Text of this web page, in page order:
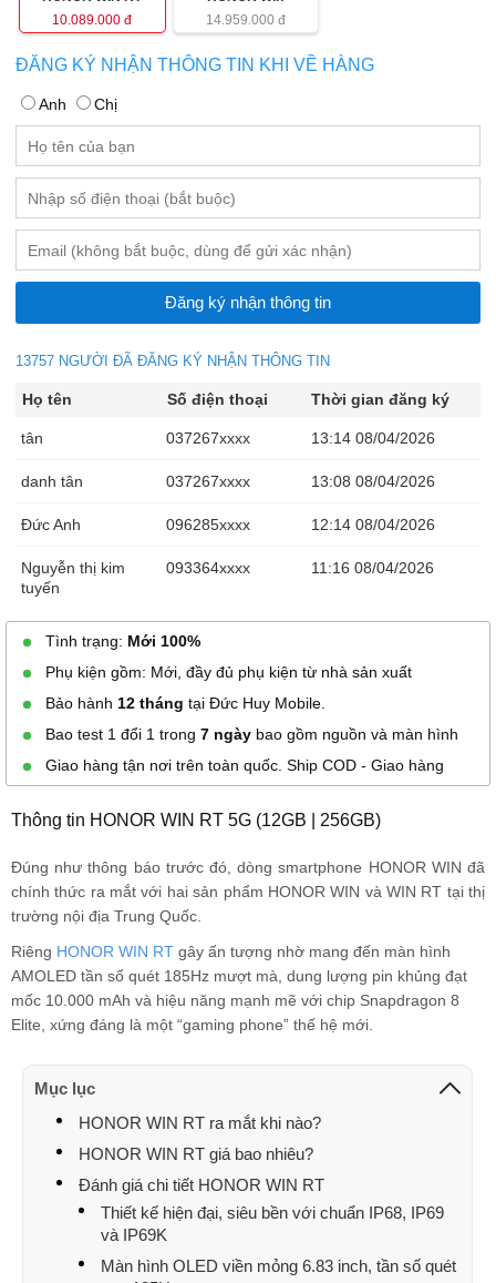
10.089.000 đ
14.959.000đ
ĐĂNG KÝ NHẬN THÔNG TIN KHI VỀ HÀNG
Anh Chị
13757 NGƯỜI ĐÃ ĐĂNG KÝ NHẬN THÔNG TIN
Họ tên Số điện thoại Thời gian đăng ký
tân 037267xxxx 13:14 08/04/2026
danh tân 037267xxxx 13:08 08/04/2026
Đức Anh 096285xxxx 12:14 08/04/2026
Nguyễn thị kim
tuyến
093364xxxx 11:16 08/04/2026
Ngọc Tuyền 039261xxxx 10:53 08/04/2026
039261xxxx
Ngọc Tuyền 039261xxxx 10:53 08/04/2026
KHOA DANG 087759xxxx 09:47 08/04/2026
KHOA DANG 087759xxxx 09:46 08/04/2026
KHOA DANG 087759xxxx 09:46 08/04/2026
033637xxxx 09:05 08/04/2026
Nguyễn Văn Tiến 096183xxxx 08:44 08/04/2026
Nguyễn Văn Tiến 096183xxxx
Tình trạng: Mới 100%
Phụ kiện gồm: Mới, đầy đủ phụ kiện từ nhà sản xuất
Bảo hành 12 tháng tại Đức Huy Mobile.
Bao test 1 đổi 1 trong 7 ngày bao gồm nguồn và màn hình
Giao hàng tận nơi trên toàn quốc. Ship COD - Giao hàng
Thông tin HONOR WIN RT 5G (12GB | 256GB)
Đúng như thông báo trước đó, dòng smartphone HONOR WIN đã
chính thức ra mắt với hai sản phẩm HONOR WIN và WIN RT tại thị
trường nội địa Trung Quốc.
Riêng HONOR WIN RT gây ấn tượng nhờ mang đến màn hình
AMOLED tần số quét 185Hz mượt mà, dung lượng pin khủng đạt
mốc 10.000 mAh và hiệu năng mạnh mẽ với chip Snapdragon 8
Elite, xứng đáng là một “gaming phone” thế hệ mới.
Mục lục
HONOR WIN RT ra mắt khi nào?
HONOR WIN RT giá bao nhiêu?
Đánh giá chi tiết HONOR WIN RT
Thiết kế hiện đại, siêu bền với chuẩn IP68, IP69
và IP69K
Màn hình OLED viền mỏng 6.83 inch, tần số quét